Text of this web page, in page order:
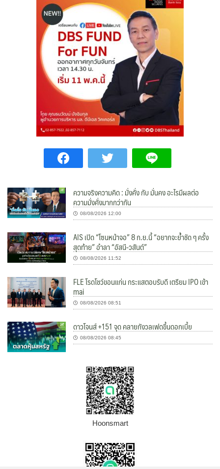
ความจริงความคิด : มั่งคั่ง กับ มั่นคง อะไรมีผลต่อ
ความมั่งคั่งมากกว่ากัน
08/08/2026 12:00
AIS เปิด “โซนหน้าจอ” 8 ก.ย.นี้ “อยากจะย้ำชัด ๆ ครั้ง
สุดท้าย” อำลา “อัสนี-วสันต์”
08/08/2026 11:52
FLE โรดโชว์ขอนแก่น กระแสตอบรับดี เตรียม IPO เข้า
mai
08/08/2026 08:51
ดาวโจนส์ +151 จุด คลายกังวลเฟดขึ้นดอกเบี้ย
08/08/2026 08:45
Hoonsmart